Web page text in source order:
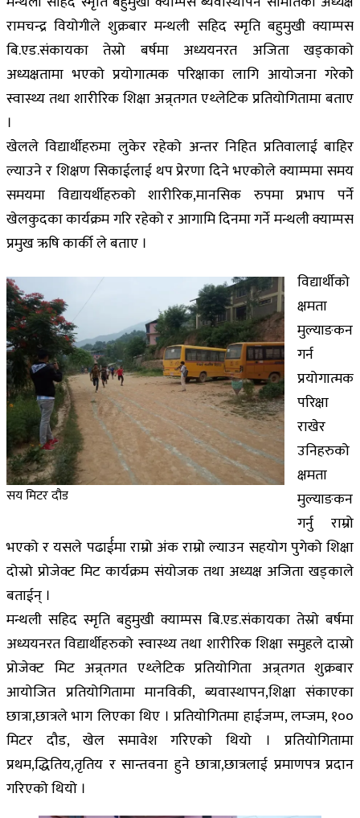
रामचन्द्र वियोगीले शुक्रबार मन्थली सहिद स्मृति बहुमुखी क्याम्पस
बि.एड.संकायका तेस्रो बर्षमा अध्ययनरत अजिता खड्काको
अध्यक्षतामा भएको प्रयोगात्मक परिक्षाका लागि आयोजना गरेकोे
स्वास्थ्य तथा शारीरिक शिक्षा अन्र्तगत एथ्लेटिक प्रतियोगितामा बताए
।
खेलले विद्यार्थीहरुमा लुकेर रहेको अन्तर निहित प्रतिवालाई बाहिर
ल्याउने र शिक्षण सिकाईलाई थप प्रेरणा दिने भएकोले क्याम्पमा समय
समयमा विद्यायर्थीहरुको शारीरिक,मानसिक रुपमा प्रभाप पर्ने
खेलकुदका कार्यक्रम गरि रहेको र आगामि दिनमा गर्ने मन्थली क्याम्पस
प्रमुख ऋषि कार्की ले बताए ।
सय मिटर दौड
विद्यार्थीको
क्षमता
मुल्याङकन
गर्न
प्रयोगात्मक
परिक्षा
राखेर
उनिहरुको
क्षमता
मुल्याङकन
गर्नु राम्रो
भएको र यसले पढार्ईमा राम्रो अंक राम्रो ल्याउन सहयोग पुगेको शिक्षा
दोस्रो प्रोजेक्ट मिट कार्यक्रम संयोजक तथा अध्यक्ष अजिता खड्काले
बताईन् ।
मन्थली सहिद स्मृति बहुमुखी क्याम्पस बि.एड.संकायका तेस्रो बर्षमा
अध्ययनरत विद्यार्थीहरुको स्वास्थ्य तथा शारीरिक शिक्षा समुहले दास्रो
प्रोजेक्ट मिट अन्र्तगत एथ्लेटिक प्रतियोगिता अन्र्तगत शुक्रबार
आयोजित प्रतियोगितामा मानविकी, ब्यवास्थापन,शिक्षा संकाएका
छात्रा,छात्रले भाग लिएका थिए । प्रतियोगितमा हाईजम्प, लम्जम, १००
मिटर दौड, खेल समावेश गरिएको थियो । प्रतियोगितामा
प्रथम,द्धितिय,तृतिय र सान्तवना हुने छात्रा,छात्रलाई प्रमाणपत्र प्रदान
गरिएको थियो ।